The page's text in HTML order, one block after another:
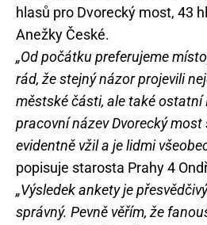
hlasů pro Dvorecký most, 43
Anežky České.
„Od počátku preferujeme
rád, že stejný názor projevili
městské části, ale také ostatní
pracovní název Dvorecký most
evidentně vžil a je lidmi
popisuje starosta Prahy 4
„Výsledek ankety je
správný. Pevně věřím, že